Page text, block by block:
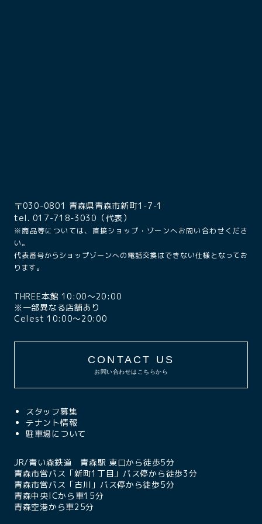
〒030-0801 青森県青森市新町1-7-1
tel. 017-718-3030（代表）
※商品等については、直接ショップ・ゾーンへお問い合わせくださ
い。
代表番号からショップゾーンへの電話交換はできない仕様となってお
ります。
THREE本館 10:00〜20:00
※一部異なる店舗あり
Celest 10:00〜20:00
CONTACT US
お問い合わせはこちらから
スタッフ募集
テナント情報
駐車場について
JR/青い森鉄道 青森駅 東口から徒歩5分
青森市営バス「新町1丁目」バス停から徒歩3分
青森市営バス「古川」バス停から徒歩5分
青森中央ICから車15分
青森空港から車25分